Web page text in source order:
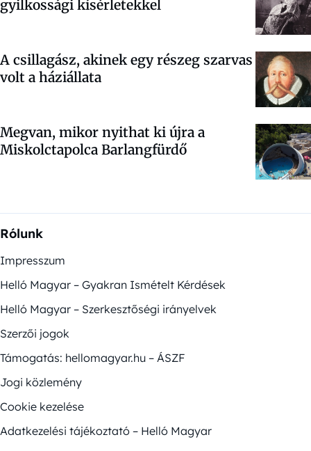
gyilkossági kísérletekkel
A csillagász, akinek egy részeg szarvas
volt a háziállata
Megvan, mikor nyithat ki újra a
Miskolctapolca Barlangfürdő
Rólunk
Impresszum
Helló Magyar – Gyakran Ismételt Kérdések
Helló Magyar – Szerkesztőségi irányelvek
Szerzői jogok
Támogatás: hellomagyar.hu – ÁSZF
Jogi közlemény
Cookie kezelése
Adatkezelési tájékoztató – Helló Magyar